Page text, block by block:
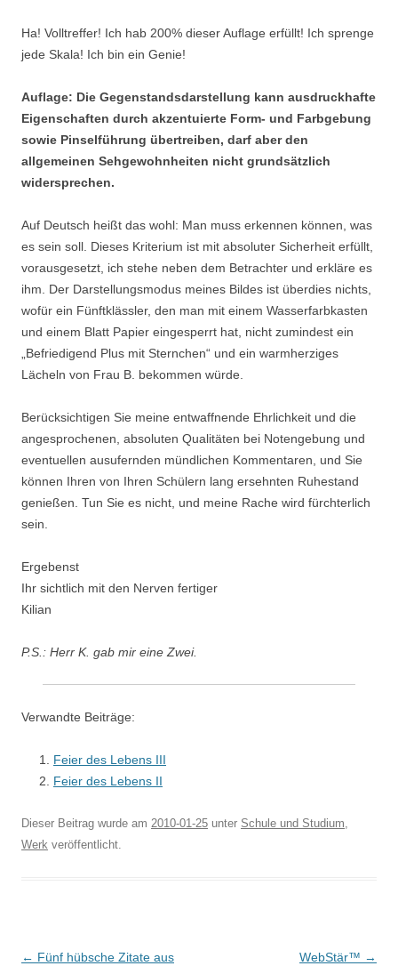
Ha! Volltreffer! Ich hab 200% dieser Auflage erfüllt! Ich sprenge
jede Skala! Ich bin ein Genie!
Auflage: Die Gegenstandsdarstellung kann ausdruckhafte
Eigenschaften durch akzentuierte Form- und Farbgebung
sowie Pinselführung übertreiben, darf aber den
allgemeinen Sehgewohnheiten nicht grundsätzlich
widersprechen.
Auf Deutsch heißt das wohl: Man muss erkennen können, was
es sein soll. Dieses Kriterium ist mit absoluter Sicherheit erfüllt,
vorausgesetzt, ich stehe neben dem Betrachter und erkläre es
ihm. Der Darstellungsmodus meines Bildes ist überdies nichts,
wofür ein Fünftklässler, den man mit einem Wasserfarbkasten
und einem Blatt Papier eingesperrt hat, nicht zumindest ein
„Befriedigend Plus mit Sternchen“ und ein warmherziges
Lächeln von Frau B. bekommen würde.
Berücksichtigen Sie meine entwaffnende Ehrlichkeit und die
angesprochenen, absoluten Qualitäten bei Notengebung und
eventuellen ausufernden mündlichen Kommentaren, und Sie
können Ihren von Ihren Schülern lang ersehnten Ruhestand
genießen. Tun Sie es nicht, und meine Rache wird fürchterlich
sein.
Ergebenst
Ihr sichtlich mit den Nerven fertiger
Kilian
P.S.: Herr K. gab mir eine Zwei.
Verwandte Beiträge:
Feier des Lebens III
Feier des Lebens II
Dieser Beitrag wurde am 2010-01-25 unter Schule und Studium,
Werk veröffentlicht.
Beitragsnavigation
← Fünf hübsche Zitate aus
WebStär™ →